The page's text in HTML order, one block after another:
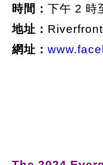
時間： 下午 2 時
地址：
網址：